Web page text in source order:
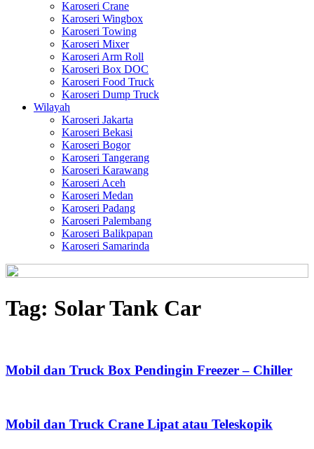
Karoseri Crane
Karoseri Wingbox
Karoseri Towing
Karoseri Mixer
Karoseri Arm Roll
Karoseri Box DOC
Karoseri Food Truck
Karoseri Dump Truck
Wilayah
Karoseri Jakarta
Karoseri Bekasi
Karoseri Bogor
Karoseri Tangerang
Karoseri Karawang
Karoseri Aceh
Karoseri Medan
Karoseri Padang
Karoseri Palembang
Karoseri Balikpapan
Karoseri Samarinda
Tag: Solar Tank Car
Mobil dan Truck Box Pendingin Freezer – Chiller
Mobil dan Truck Crane Lipat atau Teleskopik